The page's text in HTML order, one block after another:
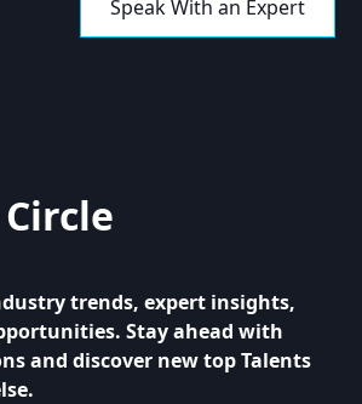
Speak With an Expert
trends, expert insights,
Stay ahead with
and discover new top Talents